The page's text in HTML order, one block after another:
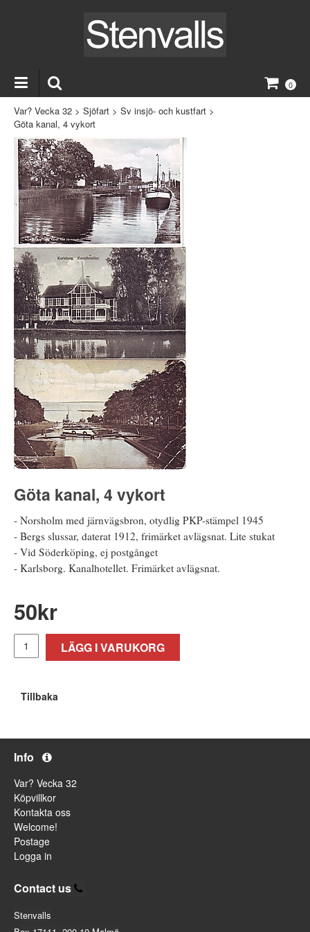
0
Var? Vecka 32 > Sjöfart > Sv insjö- och kustfart >
Göta kanal, 4 vykort
Göta kanal, 4 vykort
- Norsholm med järnvägsbron, otydlig PKP-stämpel 1945
- Bergs slussar, daterat 1912, frimärket avlägsnat. Lite stukat
- Vid Söderköping, ej postgånget
- Karlsborg. Kanalhotellet. Frimärket avlägsnat.
50kr
LÄGG I VARUKORG
Tillbaka
Info
Var? Vecka 32
Köpvillkor
Kontakta oss
Welcome!
Postage
Logga in
Contact us
Stenvalls